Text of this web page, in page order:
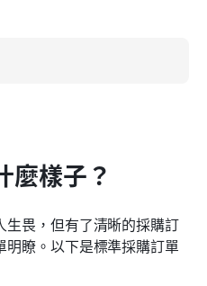
麼樣子？
畏，但有了清晰的採購訂
瞭。以下是標準採購訂單